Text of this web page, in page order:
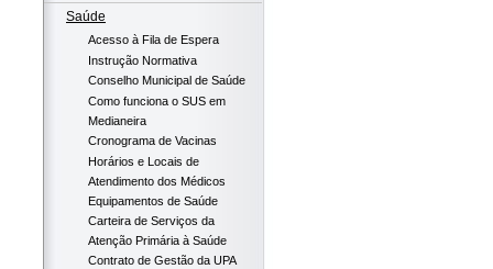
Saúde
Acesso à Fila de Espera
Instrução Normativa
Conselho Municipal de Saúde
Como funciona o SUS em
Medianeira
Cronograma de Vacinas
Horários e Locais de
Atendimento dos Médicos
Equipamentos de Saúde
Carteira de Serviços da
Atenção Primária à Saúde
Contrato de Gestão da UPA